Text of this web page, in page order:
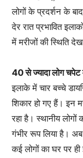
लोगों के प्रदर्शन के
देर रात प्रभावित
में मरीजों की स्थिति
40 से ज्यादा लोग चपेट
इलाके में चार बच्चे
शिकार हो गए हैं। इन
रहा है। स्थानीय लोगों
गंभीर रूप लिया है।
कई लोगों का घर पर